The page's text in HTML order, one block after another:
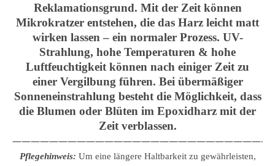
Reklamationsgrund. Mit der Zeit können
Mikrokratzer entstehen, die das Harz leicht matt
wirken lassen – ein normaler Prozess. UV-
Strahlung, hohe Temperaturen & hohe
Luftfeuchtigkeit können nach einiger Zeit zu
einer Vergilbung führen. Bei übermäßiger
Sonneneinstrahlung besteht die Möglichkeit, dass
die Blumen oder Blüten im Epoxidharz mit der
Zeit verblassen.
Pflegehinweis: Um eine längere Haltbarkeit zu gewährleisten,